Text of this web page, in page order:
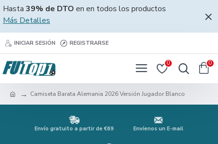
Hasta 39% de DTO en en todos los productos
Más Detalles
INICIAR SESIÓN REGISTRARSE
0 0
Camiseta Barata Alemania 2026 Versión Jugador Blanco
Envío gratuito a partir de €69 Envíenos un E-mail